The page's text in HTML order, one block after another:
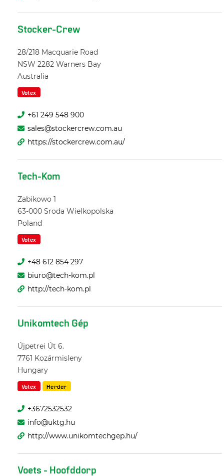
Stocker-Crew
28/218 Macquarie Road
NSW 2282 Warners Bay
Australia
Votex
+61 249 548 900
sales@stockercrew.com.au
https://stockercrew.com.au/
Tech-Kom
Zabikowo 1
63-000 Sroda Wielkopolska
Poland
Votex
+48 612 854 297
biuro@tech-kom.pl
http://tech-kom.pl
Unikomtech Gép
Újpetrei Út 6.
7761 Kozármisleny
Hungary
Votex Herder
+3672532532
info@uktg.hu
http://www.unikomtechgep.hu/
Voets - Hoofddorp